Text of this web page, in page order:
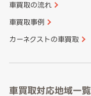
車買取の流れ
車買取事例
カーネクストの車買取
車買取対応地域一覧